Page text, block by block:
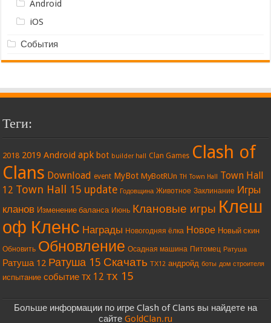
Android
iOS
События
Теги:
2018 2019 Android apk bot builder hall Clan Games Clash of
Clans Download event MyBot MyBotRUn TH Town Hall Town Hall
12 Town Hall 15 update Годовщина Животное Заклинание Игры
кланов Изменение баланса Июнь Клановые игры Клеш
оф Кленс Награды Новогодняя ёлка Новое Новый скин
Обновить Обновление Осадная машина Питомец Ратуша
Ратуша 12 Ратуша 15 Скачать ТХ12 андройд боты дом строителя
испытание событие тх 12 тх 15
Больше информации по игре Clash of Clans вы найдете на
сайте GoldClan.ru